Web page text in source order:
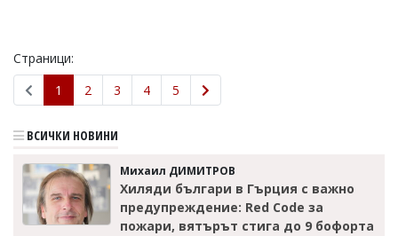
Страници:
1
2 3 4 5
ВСИЧКИ НОВИНИ
Михаил ДИМИТРОВ
Хиляди българи в Гърция с важно
предупреждение: Red Code за
пожари, вятърът стига до 9 бофорта